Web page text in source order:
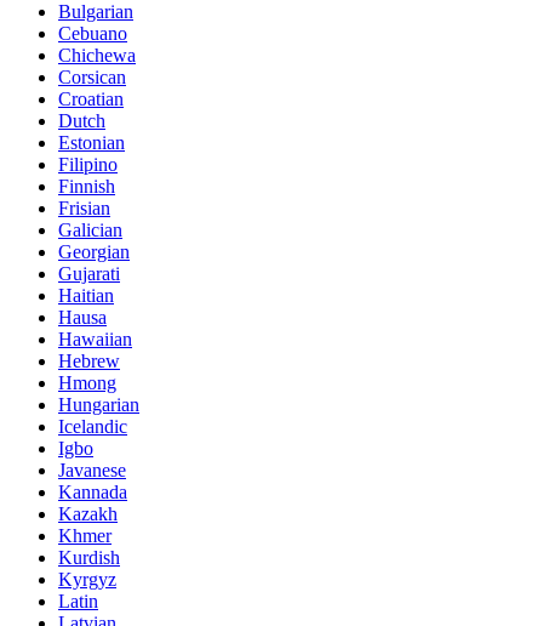
Bulgarian
Cebuano
Chichewa
Corsican
Croatian
Dutch
Estonian
Filipino
Finnish
Frisian
Galician
Georgian
Gujarati
Haitian
Hausa
Hawaiian
Hebrew
Hmong
Hungarian
Icelandic
Igbo
Javanese
Kannada
Kazakh
Khmer
Kurdish
Kyrgyz
Latin